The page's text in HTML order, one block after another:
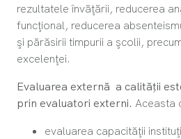
rezultatele învăţării, reducerea
funcţional, reducerea
şi părăsirii timpurii a şcolii,
excelenţei.
Evaluarea externă a calității
prin evaluatori externi. Aceasta
evaluarea capacităţii